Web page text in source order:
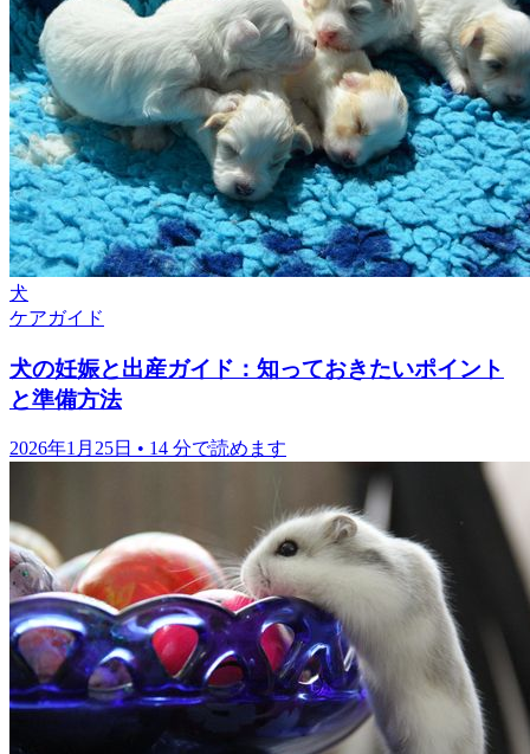
犬
ケアガイド
犬の妊娠と出産ガイド：知っておきたいポイント
と準備方法
2026年1月25日 • 14 分で読めます